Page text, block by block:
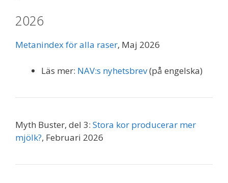
2026
Metanindex för alla raser, Maj 2026
Läs mer: NAV:s nyhetsbrev(på engelska)
Myth Buster, del 3: Stora kor producerar mer
mjölk?, Februari 2026